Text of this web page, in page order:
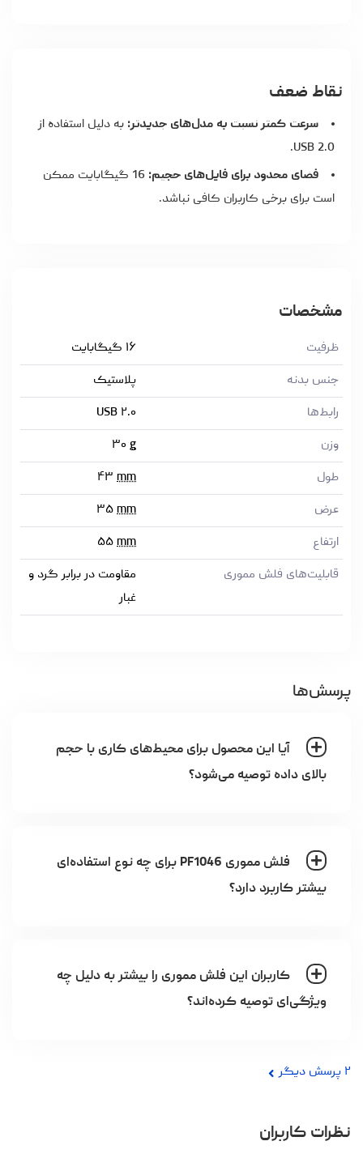
نقاط ضعف
سرعت کمتر نسبت به مدل‌های جدیدتر: به دلیل استفاده از
USB 2.0.
فضای محدود برای فایل‌های حجیم:
16 گیگابایت ممکن
است برای برخی کاربران کافی نباشد.
مشخصات
ظرفیت
۱۶ گیگابایت
جنس بدنه
پلاستیک
رابط‌ها
USB ۲.۰
وزن
۳۰ g
طول
۴۳ mm
عرض
۳۵ mm
ارتفاع
۵۵ mm
قابلیت‌های فلش مموری
مقاومت در برابر گرد و
غبار
پرسش‌ها
آیا این محصول برای محیط‌های کاری با حجم
بالای داده توصیه می‌شود؟
فلش مموری PF1046 برای چه نوع استفاده‌ای
بیشتر کاربرد دارد؟
کاربران این فلش مموری را بیشتر به دلیل چه
ویژگی‌ای توصیه کرده‌اند؟
۲ پرسش دیگر
نظرات کاربران